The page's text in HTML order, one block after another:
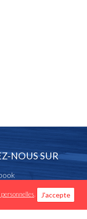
NOUS SUR
-
. J'accepte